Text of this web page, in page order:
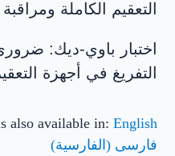
التعقيم الكاملة
اختبار باوي-ديك:
التفريغ في أجهزة
also available in: English
فارسی ( الفارسية)